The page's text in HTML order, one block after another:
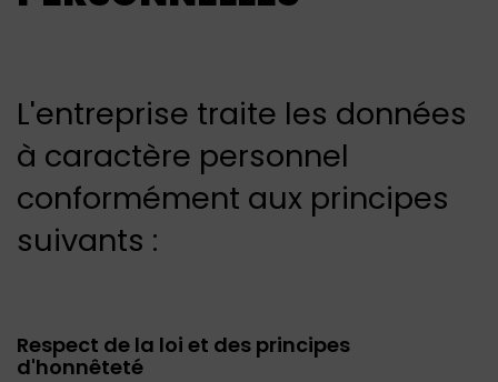
L'entreprise traite les données
à caractère personnel
conformément aux principes
suivants :
Respect de la loi et des principes
d'honnêteté